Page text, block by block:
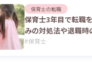
保育士の転職
保育士3年目で転職
みの対処法や退職時
#保育士